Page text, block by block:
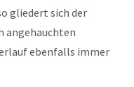
gliedert sich der
angehauchten
ebenfalls immer